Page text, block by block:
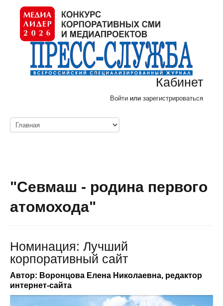
Кабинет
Войти или зарегистрироваться
"Севмаш - родина первого
атомохода"
Номинация: Лучший
корпоративный сайт
Автор: Воронцова Елена Николаевна, редактор
интернет-сайта